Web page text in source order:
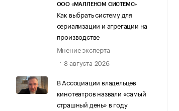
ООО «МАЛЛЕНОМ СИСТЕМС»
Как выбрать систему для
сериализации и агрегации на
производстве
Мнение эксперта
8 августа 2026
В Ассоциации владельцев
кинотеатров назвали «самый
страшный день» в году